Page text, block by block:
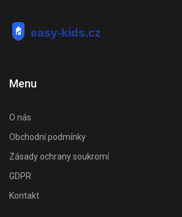
Menu
O nás
Obchodní podmínky
Zásady ochrany soukromí
GDPR
Kontakt